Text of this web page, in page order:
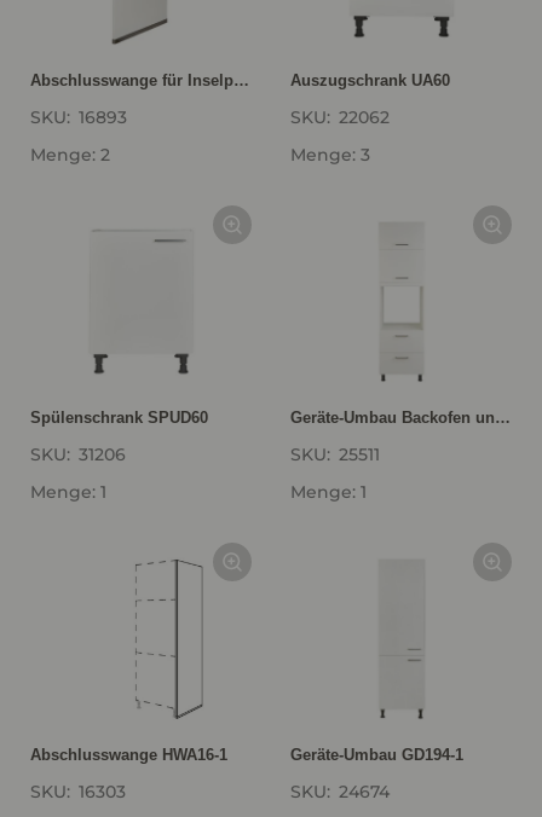
Abschlusswange für Inselplanungen UW86-96
SKU: 16893
Menge: 2
Auszugschrank UA60
SKU: 22062
Menge: 3
Spülenschrank SPUD60
SKU: 31206
Menge: 1
Geräte-Umbau Backofen und Mikrowelle mit Lifttür GLO2A-1
SKU: 25511
Menge: 1
Abschlusswange HWA16-1
SKU: 16303
Geräte-Umbau GD194-1
SKU: 24674